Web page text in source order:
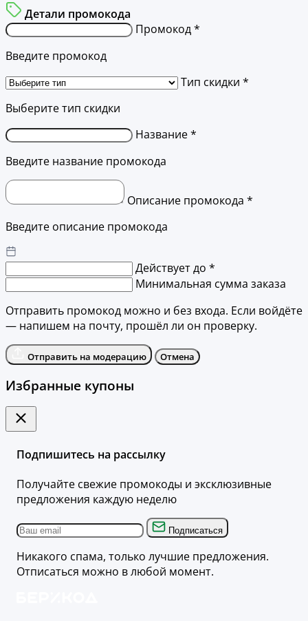
Детали промокода
Промокод *
Введите промокод
Тип скидки *
Выберите тип скидки
Название *
Введите название промокода
Описание промокода *
Введите описание промокода
Действует до *
Минимальная сумма заказа
Отправить промокод можно и без входа. Если войдёте
— напишем на почту, прошёл ли он проверку.
Отправить на модерацию Отмена
Избранные купоны
Подпишитесь на рассылку
Получайте свежие промокоды и эксклюзивные
предложения каждую неделю
Подписаться
Никакого спама, только лучшие предложения.
Отписаться можно в любой момент.